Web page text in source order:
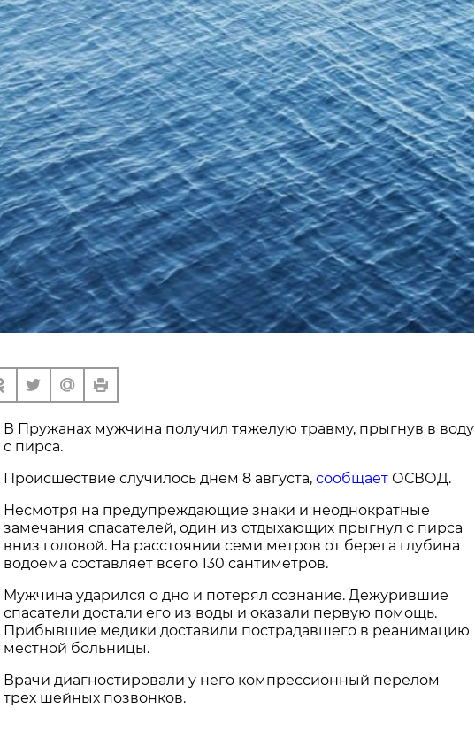
В Пружанах мужчина получил тяжелую травму, прыгнув в воду
с пирса.
Происшествие случилось днем 8 августа, сообщает ОСВОД.
Несмотря на предупреждающие знаки и неоднократные
замечания спасателей, один из отдыхающих прыгнул с пирса
вниз головой. На расстоянии семи метров от берега глубина
водоема составляет всего 130 сантиметров.
Мужчина ударился о дно и потерял сознание. Дежурившие
спасатели достали его из воды и оказали первую помощь.
Прибывшие медики доставили пострадавшего в реанимацию
местной больницы.
Врачи диагностировали у него компрессионный перелом
трех шейных позвонков.